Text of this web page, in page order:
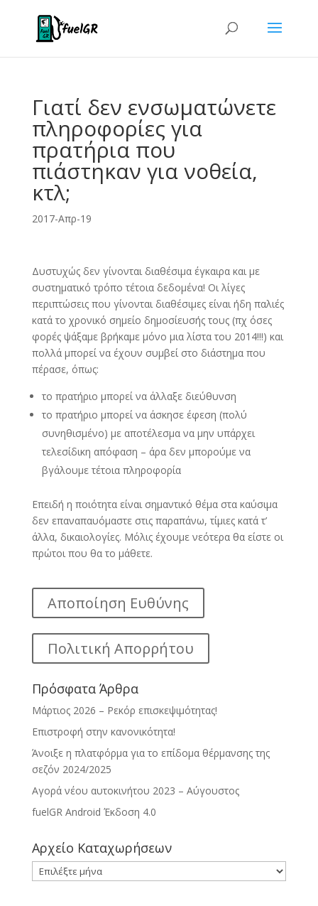
Γιατί δεν ενσωματώνετε
πληροφορίες για
πρατήρια που
πιάστηκαν για νοθεία,
κτλ;
2017-Απρ-19
Δυστυχώς δεν γίνονται διαθέσιμα έγκαιρα και με
συστηματικό τρόπο τέτοια δεδομένα! Οι λίγες
περιπτώσεις που γίνονται διαθέσιμες είναι ήδη παλιές
κατά το χρονικό σημείο δημοσίευσής τους (πχ όσες
φορές ψάξαμε βρήκαμε μόνο μια λίστα του 2014!!!) και
πολλά μπορεί να έχουν συμβεί στο διάστημα που
πέρασε, όπως:
το πρατήριο μπορεί να άλλαξε διεύθυνση
το πρατήριο μπορεί να άσκησε έφεση (πολύ
συνηθισμένο) με αποτέλεσμα να μην υπάρχει
τελεσίδικη απόφαση – άρα δεν μπορούμε να
βγάλουμε τέτοια πληροφορία
Επειδή η ποιότητα είναι σημαντικό θέμα στα καύσιμα
δεν επαναπαυόμαστε στις παραπάνω, τίμιες κατά τ’
άλλα, δικαιολογίες. Μόλις έχουμε νεότερα θα είστε οι
πρώτοι που θα το μάθετε.
Αποποίηση Ευθύνης
Πολιτική Απορρήτου
Πρόσφατα Άρθρα
Μάρτιος 2026 – Ρεκόρ επισκεψιμότητας!
Επιστροφή στην κανονικότητα!
Άνοιξε η πλατφόρμα για το επίδομα θέρμανσης της
σεζόν 2024/2025
Αγορά νέου αυτοκινήτου 2023 – Αύγουστος
fuelGR Android Έκδοση 4.0
Αρχείο Καταχωρήσεων
Αρχείο
Καταχωρήσεων